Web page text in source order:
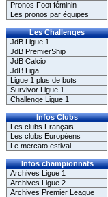
Pronos Foot féminin
Les pronos par équipes
Les Challenges
JdB Ligue 1
JdB PremierShip
JdB Calcio
JdB Liga
Ligue 1 plus de buts
Survivor Ligue 1
Challenge Ligue 1
Infos Clubs
Les clubs Français
Les clubs Européens
Le mercato estival
Infos championnats
Archives Ligue 1
Archives Ligue 2
Archives Premier League